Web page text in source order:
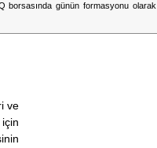
borsasında günün formasyonu
ve